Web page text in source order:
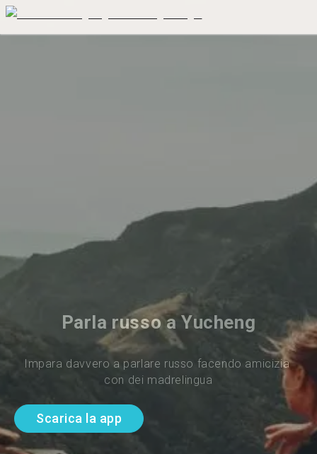
Parla russo a Yucheng
Impara davvero a parlare russo facendo amicizia
con dei madrelingua
Scarica la app